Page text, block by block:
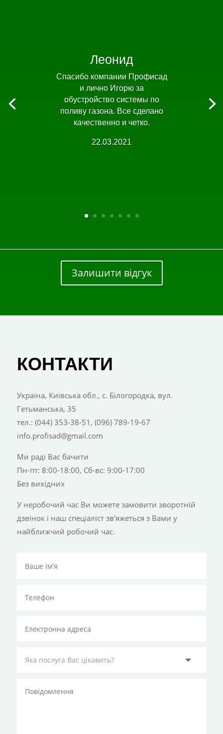
Леонид
Спасибо компании Профисад
и лично Игорю за
обустройство системы по
поливу газона. Все сделано
качественно и четко.
22.03.2021
Залишити відгук
КОНТАКТИ
Україна, Київська обл., с. Білогородка, вул.
Гетьманська, 35
тел.: (044) 353-38-51, (096) 789-19-67
info.profisad@gmail.com
Ми раді Вас бачити
Пн-пт: 8:00-18:00, Сб-вс: 9:00-17:00
Без вихідних
У неробочий час Ви можете замовити зворотній
дзвінок і наш спеціаліст зв'яжеться з Вами у
найближчий робочий час.